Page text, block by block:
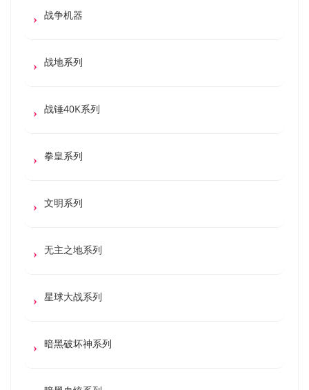
战争机器
战地系列
战锤40K系列
拳皇系列
文明系列
无主之地系列
星球大战系列
暗黑破坏神系列